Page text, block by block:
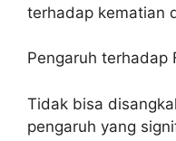
terhadap kematian
Pengaruh terhadap
Tidak bisa
pengaruh yang